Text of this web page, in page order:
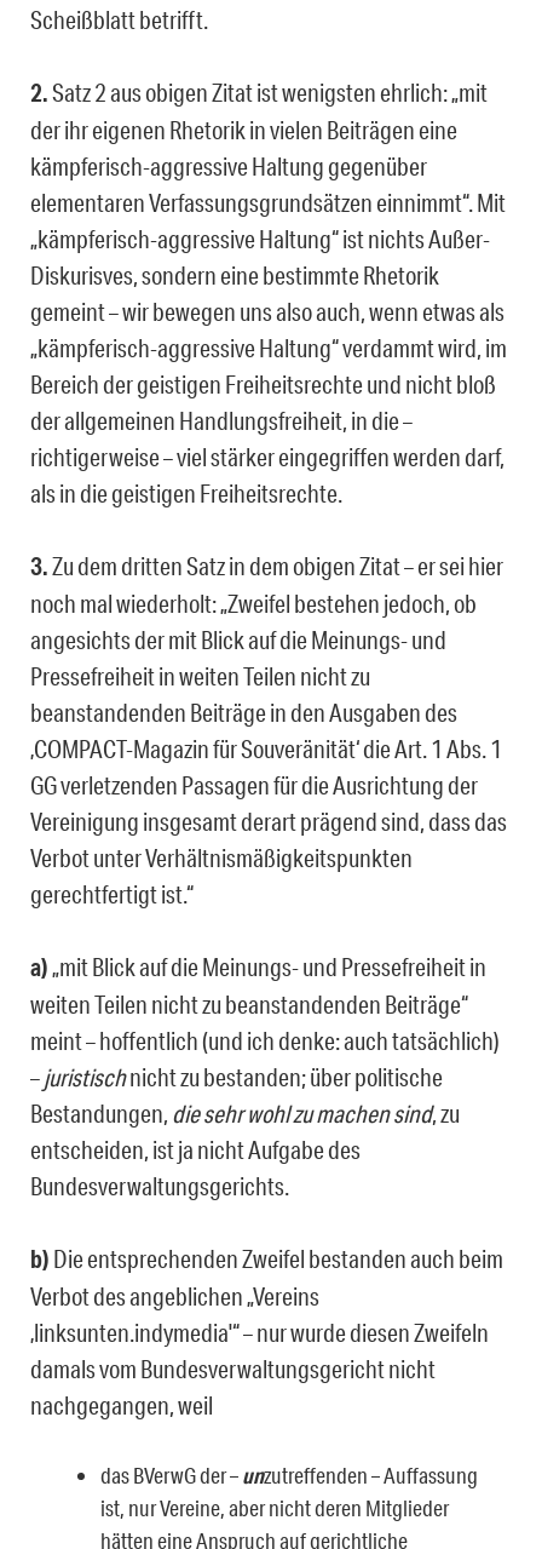
Scheißblatt betrifft.
2.Satz 2 aus obigen Zitat ist wenigsten ehrlich: „mit
der ihr eigenen Rhetorik in vielen Beiträgen eine
kämpferisch-aggressive Haltung gegenüber
elementaren Verfassungsgrundsätzen einnimmt“. Mit
„kämpferisch-aggressive Haltung“ ist nichts Außer-
Diskurisves, sondern eine bestimmte Rhetorik
gemeint – wir bewegen uns also auch, wenn etwas als
„kämpferisch-aggressive Haltung“ verdammt wird, im
Bereich der geistigen Freiheitsrechte und nicht bloß
der allgemeinen Handlungsfreiheit, in die –
richtigerweise – viel stärker eingegriffen werden darf,
als in die geistigen Freiheitsrechte.
3.Zu dem dritten Satz in dem obigen Zitat – er sei hier
noch mal wiederholt: „Zweifel bestehen jedoch, ob
angesichts der mit Blick auf die Meinungs- und
Pressefreiheit in weiten Teilen nicht zu
beanstandenden Beiträge in den Ausgaben des
‚COMPACT-Magazin für Souveränität‘ die Art. 1 Abs. 1
GG verletzenden Passagen für die Ausrichtung der
Vereinigung insgesamt derart prägend sind, dass das
Verbot unter Verhältnismäßigkeitspunkten
gerechtfertigt ist.“
a)„mit Blick auf die Meinungs- und Pressefreiheit in
weiten Teilen nicht zu beanstandenden Beiträge“
meint – hoffentlich (und ich denke: auch tatsächlich)
–juristischnicht zu bestanden; über politische
Bestandungen, die sehr wohl zu machen sind, zu
entscheiden, ist ja nicht Aufgabe des
Bundesverwaltungsgerichts.
b) Die entsprechenden Zweifel bestanden auch beim
Verbot des angeblichen „Vereins
‚linksunten.indymedia'“ – nur wurde diesen Zweifeln
damals vom Bundesverwaltungsgericht nicht
nachgegangen, weil
das BVerwG der –unzutreffenden – Auffassung
ist, nur Vereine, aber nicht deren Mitglieder
hätten eine Anspruch auf gerichtliche